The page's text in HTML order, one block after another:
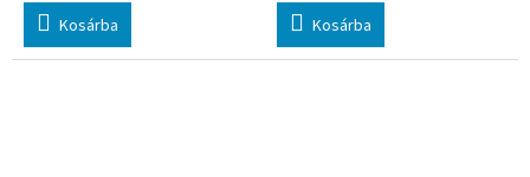
Kosárba Kosárba